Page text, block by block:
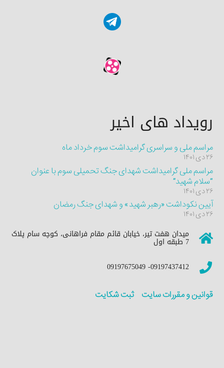
رویداد های اخیر
مراسم ملی و سراسری گرامیداشت سوم خرداد ماه
۲۶ دی ۱۴۰۱
مراسم ملی گرامیداشت شهدای جنگ تحمیلی سوم با عنوان
“سلام شهید”
۲۶ دی ۱۴۰۱
آیین نکوداشت «رهبر شهید» و شهدای جنگ رمضان
۲۶ دی ۱۴۰۱
میدان هفت تیر، خیابان قائم مقام فراهانی، کوچه سام پلاک
7 طبقه اول
09197437412- 09197675049
قوانین و مقررات سایت ثبت شکایت